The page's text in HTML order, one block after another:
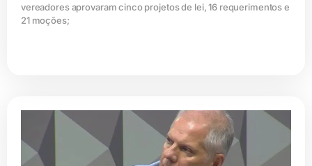
vereadores aprovaram cinco projetos de lei, 16 requerimentos e
21 moções;